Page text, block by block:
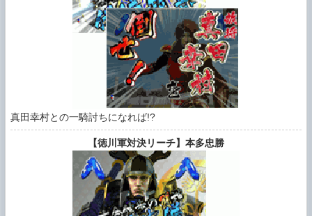
真田幸村との一騎討ちになれば!?
【徳川軍対決リーチ】本多忠勝